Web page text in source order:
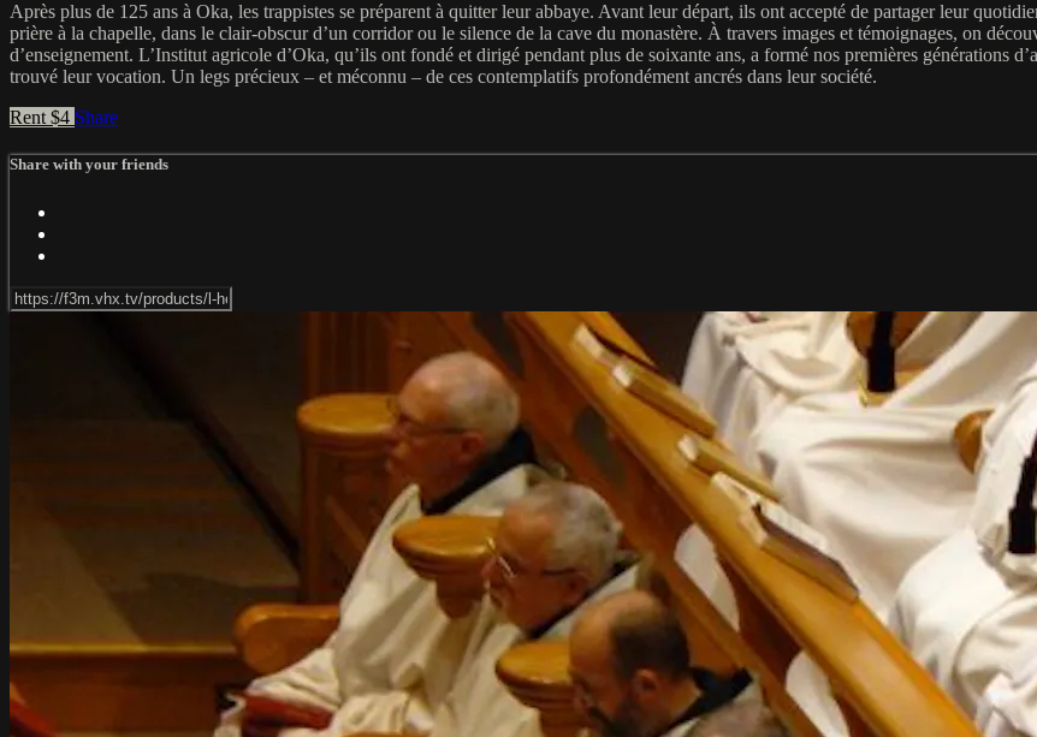
Après plus de 125 ans à Oka, les trappistes se préparent à quitter leur abbaye. Avant leur départ, ils ont accepté de partager leur
prière à la chapelle, dans le clair-obscur d’un corridor ou le silence de la cave du monastère. À travers images et témoignages, on
d’enseignement. L’Institut agricole d’Oka, qu’ils ont fondé et dirigé pendant plus de soixante ans, a formé nos premières générations
trouvé leur vocation. Un legs précieux – et méconnu – de ces contemplatifs profondément ancrés dans leur société.
Rent $4 Share
Share with your friends